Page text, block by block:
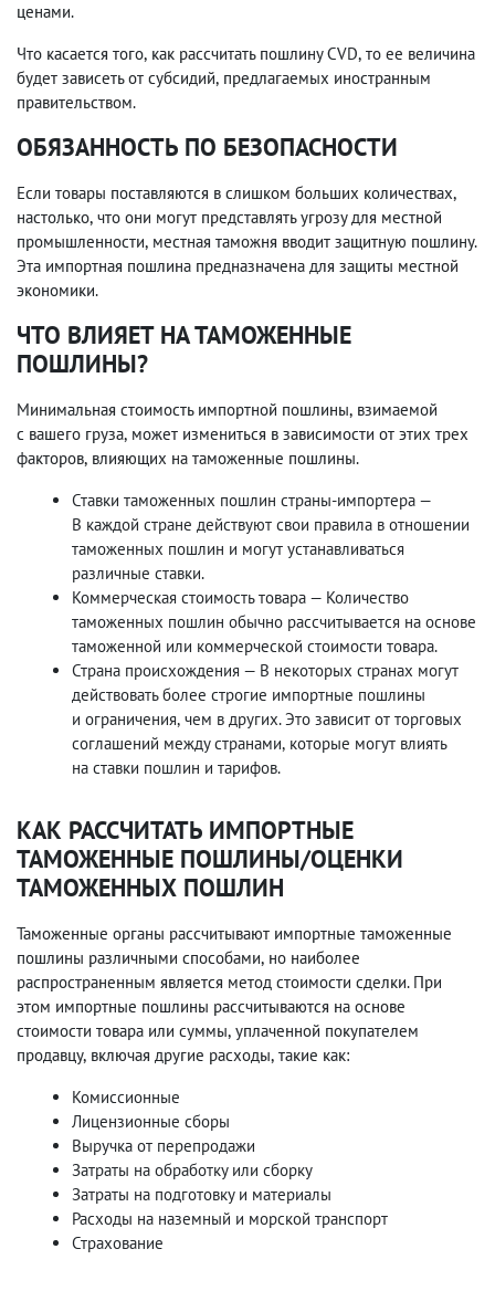
ценами.
Что касается того, как рассчитать пошлину CVD, то ее величина
будет зависеть от субсидий, предлагаемых иностранным
правительством.
ОБЯЗАННОСТЬ ПО БЕЗОПАСНОСТИ
Если товары поставляются в слишком больших количествах,
настолько, что они могут представлять угрозу для местной
промышленности, местная таможня вводит защитную пошлину.
Эта импортная пошлина предназначена для защиты местной
экономики.
ЧТО ВЛИЯЕТ НА ТАМОЖЕННЫЕ
ПОШЛИНЫ?
Минимальная стоимость импортной пошлины, взимаемой
с вашего груза, может измениться в зависимости от этих трех
факторов, влияющих на таможенные пошлины.
Ставки таможенных пошлин страны-импортера —
В каждой стране действуют свои правила в отношении
таможенных пошлин и могут устанавливаться
различные ставки.
Коммерческая стоимость товара — Количество
таможенных пошлин обычно рассчитывается на основе
таможенной или коммерческой стоимости товара.
Страна происхождения — В некоторых странах могут
действовать более строгие импортные пошлины
и ограничения, чем в других. Это зависит от торговых
соглашений между странами, которые могут влиять
на ставки пошлин и тарифов.
КАК РАССЧИТАТЬ ИМПОРТНЫЕ
ТАМОЖЕННЫЕ ПОШЛИНЫ/ОЦЕНКИ
ТАМОЖЕННЫХ ПОШЛИН
Таможенные органы рассчитывают импортные таможенные
пошлины различными способами, но наиболее
распространенным является метод стоимости сделки. При
этом импортные пошлины рассчитываются на основе
стоимости товара или суммы, уплаченной покупателем
продавцу, включая другие расходы, такие как:
Комиссионные
Лицензионные сборы
Выручка от перепродажи
Затраты на обработку или сборку
Затраты на подготовку и материалы
Расходы на наземный и морской транспорт
Страхование